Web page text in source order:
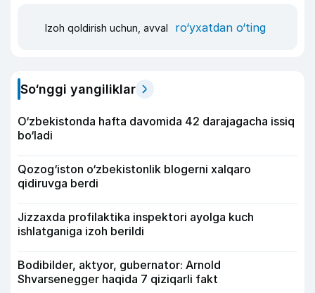
Izoh qoldirish uchun, avval ro‘yxatdan o‘ting
So‘nggi yangiliklar
O‘zbekistonda hafta davomida 42 darajagacha issiq
bo‘ladi
Qozog‘iston o‘zbekistonlik blogerni xalqaro
qidiruvga berdi
Jizzaxda profilaktika inspektori ayolga kuch
ishlatganiga izoh berildi
Bodibilder, aktyor, gubernator: Arnold
Shvarsenegger haqida 7 qiziqarli fakt